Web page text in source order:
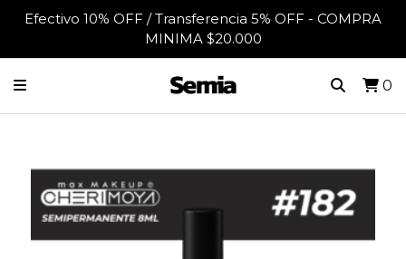
Efectivo 10% OFF / Transferencia 5% OFF - COMPRA
MINIMA $20.000
0